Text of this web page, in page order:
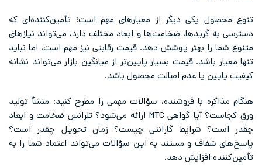
تنوع محصول یکی دیگر از معیارهای مهم است؛ تأمین‌کننده‌ای که
دسترسی به گریدها، ضخامت‌ها و ابعاد مختلف دارد، می‌تواند نیازهای
متنوع شما را بهتر پوشش دهد. قیمت رقابتی نیز مهم است، اما نباید
تنها معیار باشد. قیمت بسیار پایین‌تر از میانگین بازار می‌تواند نشانه
کیفیت پایین یا عدم اصالت محصول باشد.
هنگام مذاکره با فروشنده، سؤالات مهمی را مطرح کنید: منشأ تولید
ورق کجاست؟ آیا گواهی MTC ارائه می‌شود؟ تلرانس ضخامت و ابعاد
چقدر است؟ شرایط گارانتی چیست؟ زمان تحویل چقدر است؟
پاسخ‌های شفاف و مستند به این سؤالات می‌تواند اعتماد شما را به
تأمین‌کننده افزایش دهد.